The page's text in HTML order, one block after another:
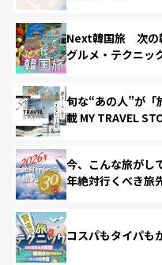
Next韓国旅 次の
グルメ・テクニッ
旬な“あの人”が「
載 MY TRAVEL
今、こんな旅がし
年絶対行くべき旅
コスパもタイパも